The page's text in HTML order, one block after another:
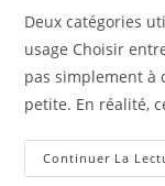
la
publication :
Deux catégories
usage Choisir
pas simplement à
petite. En réalité,
Continuer La